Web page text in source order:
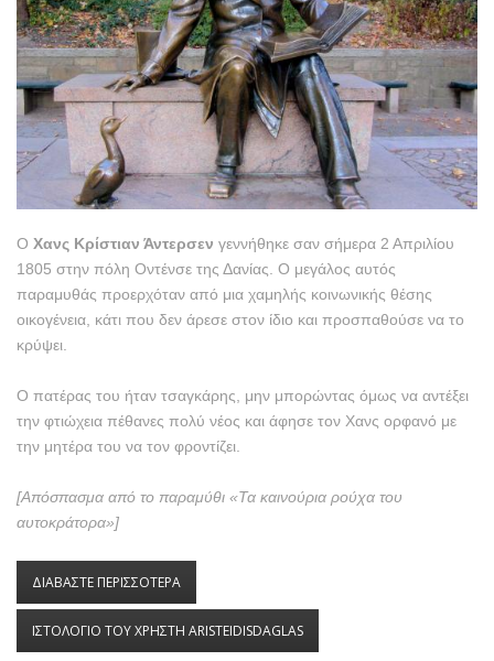
Ο Χανς Κρίστιαν Άντερσεν γεννήθηκε σαν σήμερα 2 Απριλίου
1805 στην πόλη Οντένσε της Δανίας. Ο μεγάλος αυτός
παραμυθάς προερχόταν από μια χαμηλής κοινωνικής θέσης
οικογένεια, κάτι που δεν άρεσε στον ίδιο και προσπαθούσε να το
κρύψει.
Ο πατέρας του ήταν τσαγκάρης, μην μπορώντας όμως να αντέξει
την φτιώχεια πέθανες πολύ νέος και άφησε τον Χανς ορφανό με
την μητέρα του να τον φροντίζει.
[Απόσπασμα από το παραμύθι «Τα καινούρια ρούχα του
αυτοκράτορα»]
ΔΙΑΒΑΣΤΕ ΠΕΡΙΣΣΟΤΕΡΑ
ΙΣΤΟΛΟΓΙΟ ΤΟΥ ΧΡΗΣΤΗ ARISTEIDISDAGLAS